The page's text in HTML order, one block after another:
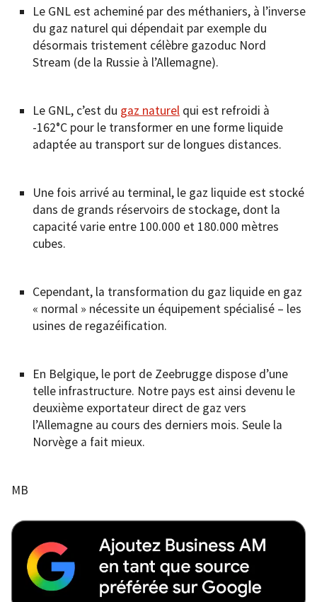
Le GNL est acheminé par des méthaniers, à l’inverse
du gaz naturel qui dépendait par exemple du
désormais tristement célèbre gazoduc Nord
Stream (de la Russie à l’Allemagne).
Le GNL, c’est du gaz naturel qui est refroidi à
-162°C pour le transformer en une forme liquide
adaptée au transport sur de longues distances.
Une fois arrivé au terminal, le gaz liquide est stocké
dans de grands réservoirs de stockage, dont la
capacité varie entre 100.000 et 180.000 mètres
cubes.
Cependant, la transformation du gaz liquide en gaz
« normal » nécessite un équipement spécialisé – les
usines de regazéification.
En Belgique, le port de Zeebrugge dispose d’une
telle infrastructure. Notre pays est ainsi devenu le
deuxième exportateur direct de gaz vers
l’Allemagne au cours des derniers mois. Seule la
Norvège a fait mieux.
MB